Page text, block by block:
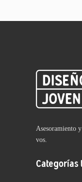
Asesoramiento
vos.
Categorías